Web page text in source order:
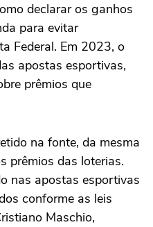
declarar os ganhos
para evitar
Federal. Em 2023, o
apostas esportivas,
prêmios que
na fonte, da mesma
prêmios das loterias.
nas apostas esportivas
conforme as leis
Maschio,